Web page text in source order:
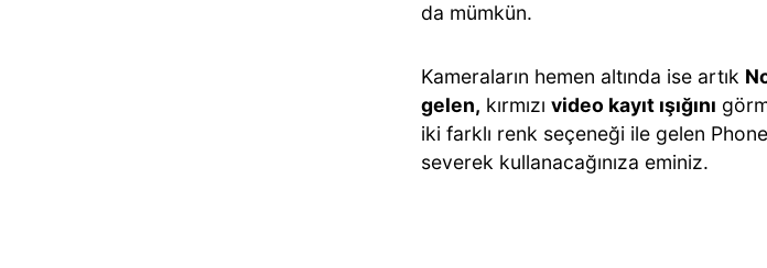
da mümkün.
Kameraların hemen altında ise artık
gelen, kırmızı video kayıt ışığını
iki farklı renk seçeneği ile gelen
severek kullanacağınıza eminiz.